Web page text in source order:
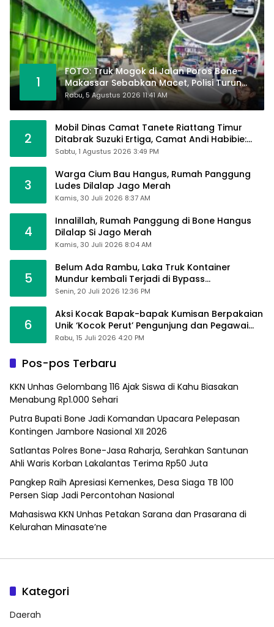
1
FOTO: Truk Mogok di Jalan Poros Bone-
Makassar Sebabkan Macet, Polisi Turun
Tangan
Rabu, 5 Agustus 2026 11:41 AM
2
Mobil Dinas Camat Tanete Riattang Timur
Ditabrak Suzuki Ertiga, Camat Andi Habibie:
Alhamdulillah Saya Baik-Baik Saja
Sabtu, 1 Agustus 2026 3:49 PM
3
Warga Cium Bau Hangus, Rumah Panggung
Ludes Dilalap Jago Merah
Kamis, 30 Juli 2026 8:37 AM
4
Innalillah, Rumah Panggung di Bone Hangus
Dilalap Si Jago Merah
Kamis, 30 Juli 2026 8:04 AM
5
Belum Ada Rambu, Laka Truk Kontainer
Mundur kembali Terjadi di Bypass
Sumpallabbu
Senin, 20 Juli 2026 12:36 PM
6
Aksi Kocak Bapak-bapak Kumisan Berpakaian
Unik ‘Kocok Perut’ Pengunjung dan Pegawai
Alfamart, Ngaku Aktifkan Layar Sentuh Atm
Rabu, 15 Juli 2026 4:20 PM
Pos-pos Terbaru
KKN Unhas Gelombang 116 Ajak Siswa di Kahu Biasakan
Menabung Rp1.000 Sehari
Putra Bupati Bone Jadi Komandan Upacara Pelepasan
Kontingen Jambore Nasional XII 2026
Satlantas Polres Bone-Jasa Raharja, Serahkan Santunan
Ahli Waris Korban Lakalantas Terima Rp50 Juta
Pangkep Raih Apresiasi Kemenkes, Desa Siaga TB 100
Persen Siap Jadi Percontohan Nasional
Mahasiswa KKN Unhas Petakan Sarana dan Prasarana di
Kelurahan Minasate’ne
Kategori
Daerah